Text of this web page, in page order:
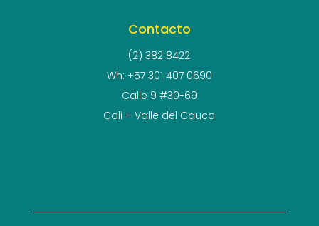
Contacto
(2) 382 8422
Wh: +57 301 407 0690
Calle 9 #30-69
Cali – Valle del Cauca